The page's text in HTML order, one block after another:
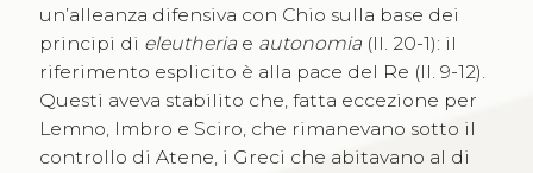
un’alleanza difensiva con Chio sulla base dei
principi di eleutheriae autonomia(ll. 20-1): il
riferimento esplicito è alla pace del Re (ll. 9-12).
Questi aveva stabilito che, fatta eccezione per
Lemno, Imbro e Sciro, che rimanevano sotto il
controllo di Atene, i Greci che abitavano al di